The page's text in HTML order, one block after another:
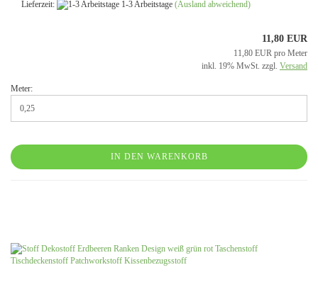
Lieferzeit:
1-3 Arbeitstage (Ausland abweichend)
11,80 EUR
11,80 EUR pro Meter
inkl. 19% MwSt. zzgl. Versand
Meter:
IN DEN WARENKORB